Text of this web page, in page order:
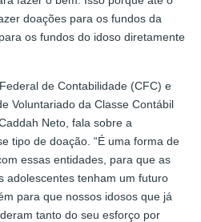
doações para os fundos da
os fundos do idoso diretamente
de Contabilidade (CFC) e
Voluntariado da Classe Contábil
Neto, fala sobre a
tipo de doação. “É uma forma de
essas entidades, para que as
adolescentes tenham um futuro
para que nossos idosos que já
tanto do seu esforço por